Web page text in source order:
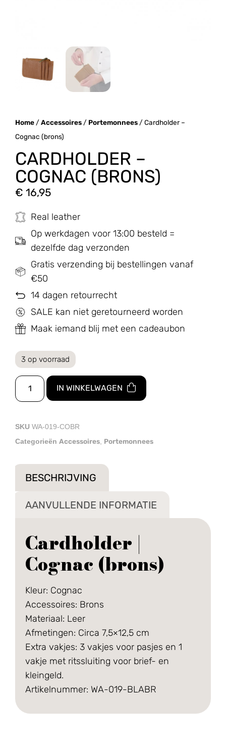
Home / Accessoires / Portemonnees / Cardholder –
Cognac (brons)
CARDHOLDER –
COGNAC (BRONS)
€ 16,95
Real leather
Op werkdagen voor 13:00 besteld =
dezelfde dag verzonden
Gratis verzending bij bestellingen vanaf
€50
14 dagen retourrecht
SALE kan niet geretourneerd worden
Maak iemand blij met een cadeaubon
3 op voorraad
IN WINKELWAGEN
SKU WA-019-COBR
Categorieën Accessoires Portemonnees
BESCHRIJVING
AANVULLENDE INFORMATIE
Cardholder |
Cognac (brons)
Kleur: Cognac
Accessoires: Brons
Materiaal: Leer
Afmetingen: Circa 7,5×12,5 cm
Extra vakjes: 3 vakjes voor pasjes en 1
vakje met ritssluiting voor brief- en
kleingeld.
Artikelnummer: WA-019-BLABR